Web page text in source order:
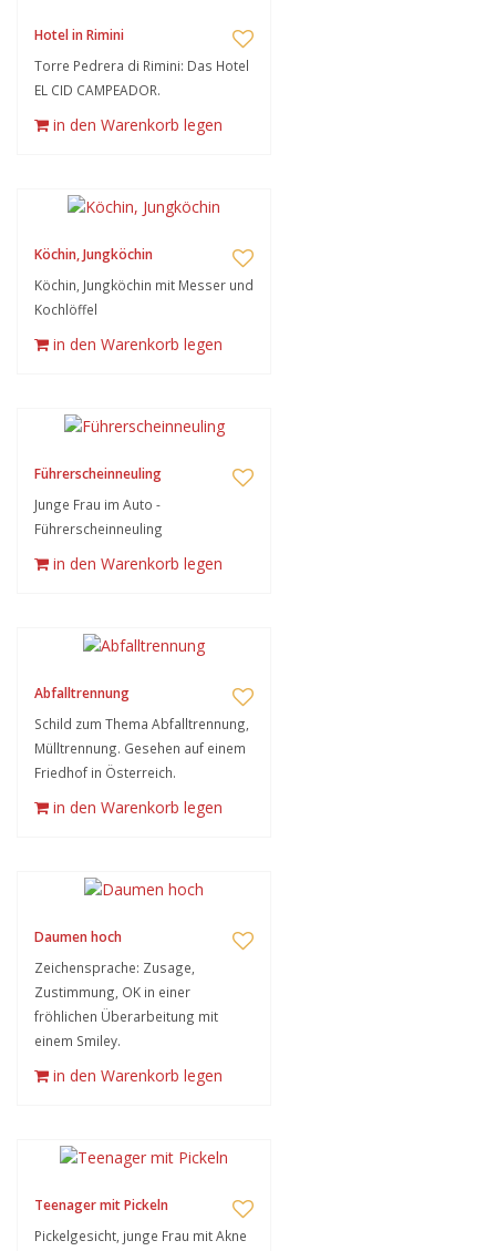
Hotel in Rimini
Torre Pedrera di Rimini: Das Hotel
EL CID CAMPEADOR.
in den Warenkorb legen
Köchin, Jungköchin
Köchin, Jungköchin mit Messer und
Kochlöffel
in den Warenkorb legen
Führerscheinneuling
Junge Frau im Auto -
Führerscheinneuling
in den Warenkorb legen
Abfalltrennung
Schild zum Thema Abfalltrennung,
Mülltrennung. Gesehen auf einem
Friedhof in Österreich.
in den Warenkorb legen
Daumen hoch
Zeichensprache: Zusage,
Zustimmung, OK in einer
fröhlichen Überarbeitung mit
einem Smiley.
in den Warenkorb legen
Teenager mit Pickeln
Pickelgesicht, junge Frau mit Akne